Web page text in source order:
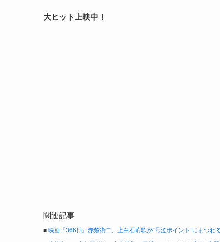
大ヒット上映中！
関連記事
■映画『366日』赤楚衛二、上白石萌歌が“号泣ポイント”にまつわ